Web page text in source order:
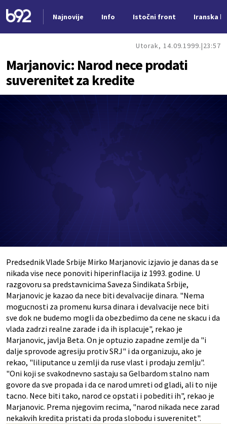
Najnovije Info Istočni front Iranska
Utorak, 14.09.1999. 23:57
Marjanovic: Narod nece prodati
suverenitet za kredite
Predsednik Vlade Srbije Mirko Marjanovic izjavio je danas da se
nikada vise nece ponoviti hiperinflacija iz 1993. godine. U
razgovoru sa predstavnicima Saveza Sindikata Srbije,
Marjanovic je kazao da nece biti devalvacije dinara. "Nema
mogucnosti za promenu kursa dinara i devalvacije nece biti
sve dok ne budemo mogli da obezbedimo da cene ne skacu i da
vlada zadrzi realne zarade i da ih isplacuje", rekao je
Marjanovic, javlja Beta. On je optuzio zapadne zemlje da "i
dalje sprovode agresiju protiv SRJ" i da organizuju, ako je
rekao, "liliputance u zemlji da ruse vlast i prodaju zemlju".
"Oni koji se svakodnevno sastaju sa Gelbardom stalno nam
govore da sve propada i da ce narod umreti od gladi, ali to nije
tacno. Nece biti tako, narod ce opstati i pobediti ih", rekao je
Marjanovic. Prema njegovim recima, "narod nikada nece zarad
nekakvih kredita pristati da proda slobodu i suverenitet".